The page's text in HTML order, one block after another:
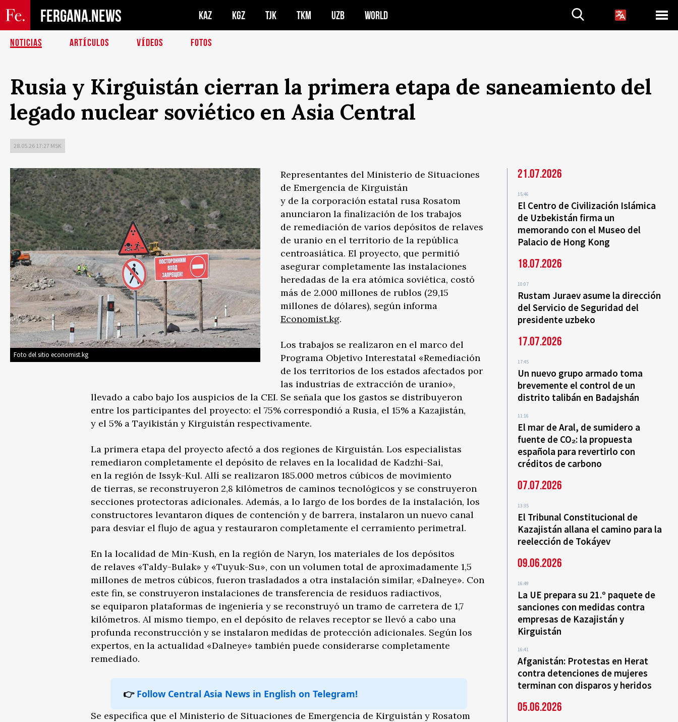
FERGANA.NEWS KAZ KGZ TJK TKM UZB WORLD
NOTICIAS ARTÍCULOS VÍDEOS FOTOS
Rusia y Kirguistán cierran la primera etapa de saneamiento del
legado nuclear soviético en Asia Central
28.05.26 17:27 MSK
Foto del sitio economist.kg
Representantes del Ministerio de Situaciones
de Emergencia de Kirguistán
y de la corporación estatal rusa Rosatom
anunciaron la finalización de los trabajos
de remediación de varios depósitos de relaves
de uranio en el territorio de la república
centroasiática. El proyecto, que permitió
asegurar completamente las instalaciones
heredadas de la era atómica soviética, costó
más de 2.000 millones de rublos (29,15
millones de dólares), según informa
Economist.kg.
Los trabajos se realizaron en el marco del
Programa Objetivo Interestatal «Remediación
de los territorios de los estados afectados por
las industrias de extracción de uranio»,
llevado a cabo bajo los auspicios de la CEI. Se señala que los gastos se distribuyeron
entre los participantes del proyecto: el 75% correspondió a Rusia, el 15% a Kazajistán,
y el 5% a Tayikistán y Kirguistán respectivamente.
La primera etapa del proyecto afectó a dos regiones de Kirguistán. Los especialistas
remediaron completamente el depósito de relaves en la localidad de Kadzhi-Sai,
en la región de Issyk-Kul. Allí se realizaron 185.000 metros cúbicos de movimiento
de tierras, se reconstruyeron 2,8 kilómetros de caminos tecnológicos y se construyeron
secciones protectoras adicionales. Además, a lo largo de los bordes de la instalación, los
constructores levantaron diques de contención y de barrera, instalaron un nuevo canal
para desviar el flujo de agua y restauraron completamente el cerramiento perimetral.
En la localidad de Min-Kush, en la región de Naryn, los materiales de los depósitos
de relaves «Taldy-Bulak» y «Tuyuk-Su», con un volumen total de aproximadamente 1,5
millones de metros cúbicos, fueron trasladados a otra instalación similar, «Dalneye». Con
este fin, se construyeron instalaciones de transferencia de residuos radiactivos,
se equiparon plataformas de ingeniería y se reconstruyó un tramo de carretera de 1,7
kilómetros. Al mismo tiempo, en el depósito de relaves receptor se llevó a cabo una
profunda reconstrucción y se instalaron medidas de protección adicionales. Según los
expertos, en la actualidad «Dalneye» también puede considerarse completamente
remediado.
👉 Follow Central Asia News in English on Telegram!
Se especifica que el Ministerio de Situaciones de Emergencia de Kirguistán y Rosatom
21.07.2026
15:46
El Centro de Civilización Islámica
de Uzbekistán firma un
memorando con el Museo del
Palacio de Hong Kong
18.07.2026
10:07
Rustam Juraev asume la dirección
del Servicio de Seguridad del
presidente uzbeko
17.07.2026
17:45
Un nuevo grupo armado toma
brevemente el control de un
distrito talibán en Badajshán
11:16
El mar de Aral, de sumidero a
fuente de CO₂: la propuesta
española para revertirlo con
créditos de carbono
07.07.2026
13:35
El Tribunal Constitucional de
Kazajistán allana el camino para la
reelección de Tokáyev
09.06.2026
16:49
La UE prepara su 21.º paquete de
sanciones con medidas contra
empresas de Kazajistán y
Kirguistán
16:41
Afganistán: Protestas en Herat
contra detenciones de mujeres
terminan con disparos y heridos
05.06.2026